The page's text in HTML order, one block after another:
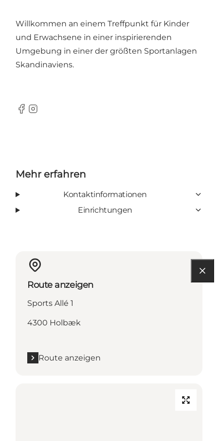
Willkommen an einem Treffpunkt für Kinder
und Erwachsene in einer inspirierenden
Umgebung in einer der größten Sportanlagen
Skandinaviens.
Facebook
Instagram
Mehr erfahren
Kontaktinformationen
Einrichtungen
Route anzeigen
Sports Allé 1
4300 Holbæk
Route anzeigen